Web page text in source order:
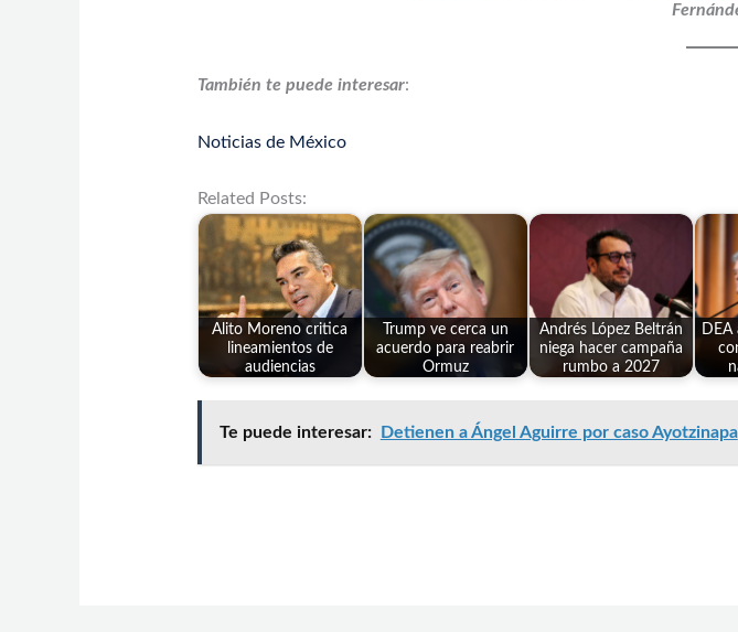
También te puede interesar:
Noticias de México
Related Posts:
Alito Moreno critica
lineamientos de
audiencias
Trump ve cerca un
acuerdo para reabrir
Ormuz
Andrés López Beltrán
niega hacer campaña
rumbo a 2027
DEA
Te puede interesar: Detienen a Ángel Aguirre por caso Ayotzinapa